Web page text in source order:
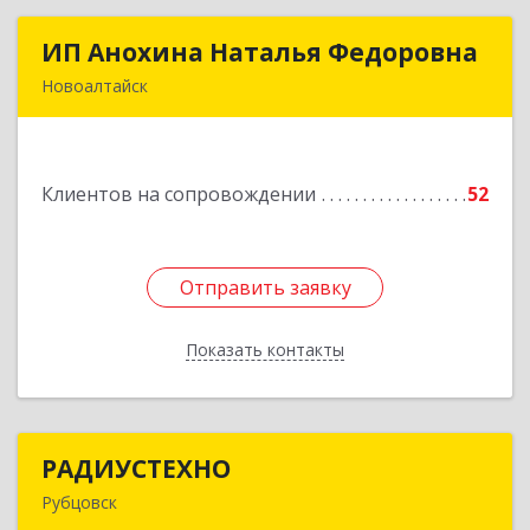
ИП Анохина Наталья Федоровна
Новоалтайск
Клиентов на сопровождении 52
Отправить заявку
Показать контакты
ИП Анохина Наталья Федоровна
Подробнее
Отправить заявку
Назад
РАДИУСТЕХНО
Рубцовск